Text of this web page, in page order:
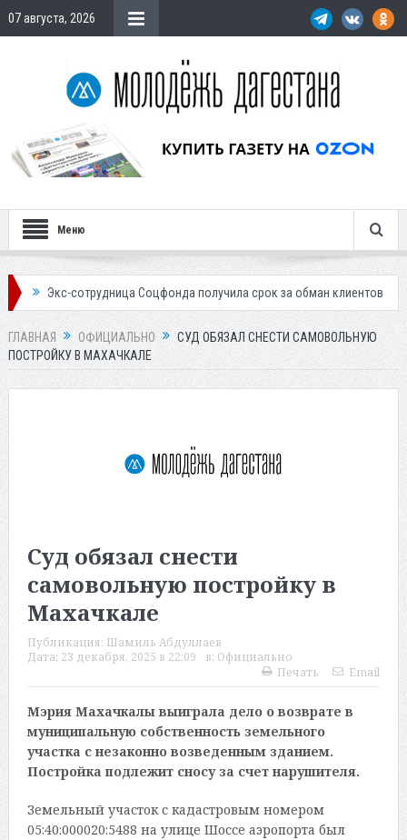
07 августа, 2026
Меню
сотрудница Соцфонда получила срок за обман клиентов Жителей
ГЛАВНАЯ ОФИЦИАЛЬНО
СУД ОБЯЗАЛ СНЕСТИ САМОВОЛЬНУЮ
ПОСТРОЙКУ В МАХАЧКАЛЕ
Суд обязал снести
самовольную постройку в
Махачкале
Публикация: Шамиль Абдуллаев
Дата: 23 декабря, 2025 в 22:09 в: Официально
Печать
Email
Мэрия Махачкалы выиграла дело о возврате в
муниципальную собственность земельного
участка с незаконно возведенным зданием.
Постройка подлежит сносу за счет нарушителя.
Земельный участок с кадастровым номером
05:40:000020:5488 на улице Шоссе аэропорта был